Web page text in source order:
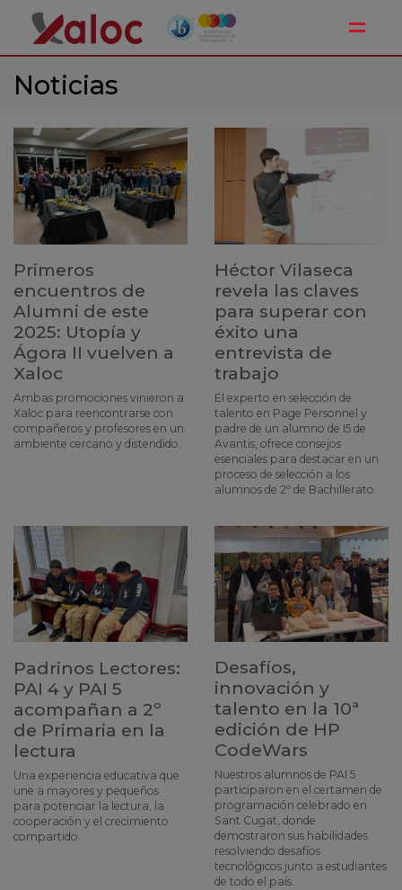
Noticias
Primeros
encuentros de
Alumni de este
2025: Utopía y
Ágora II vuelven a
Xaloc
Ambas promociones vinieron a
Xaloc para reencontrarse con
compañeros y profesores en un
ambiente cercano y distendido.
Héctor Vilaseca
revela las claves
para superar con
éxito una
entrevista de
trabajo
El experto en selección de
talento en Page Personnel y
padre de un alumno de I5 de
Avantis, ofrece consejos
esenciales para destacar en un
proceso de selección a los
alumnos de 2º de Bachillerato.
Padrinos Lectores:
PAI 4 y PAI 5
acompañan a 2º
de Primaria en la
lectura
Una experiencia educativa que
une a mayores y pequeños
para potenciar la lectura, la
cooperación y el crecimiento
compartido.
Desafíos,
innovación y
talento en la 10ª
edición de HP
CodeWars
Nuestros alumnos de PAI 5
participaron en el certamen de
programación celebrado en
Sant Cugat, donde
demostraron sus habilidades
resolviendo desafíos
tecnológicos junto a estudiantes
de todo el país.